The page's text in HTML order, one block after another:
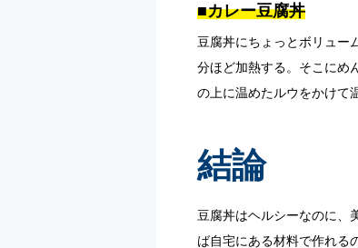
■カレー豆腐丼
豆腐丼にちょっとボリュー
分ほど加熱する。そこにめ
の上に温めたルウをかけて
結論
豆腐丼はヘルシーなのに、
ば自宅にある材料で作れる